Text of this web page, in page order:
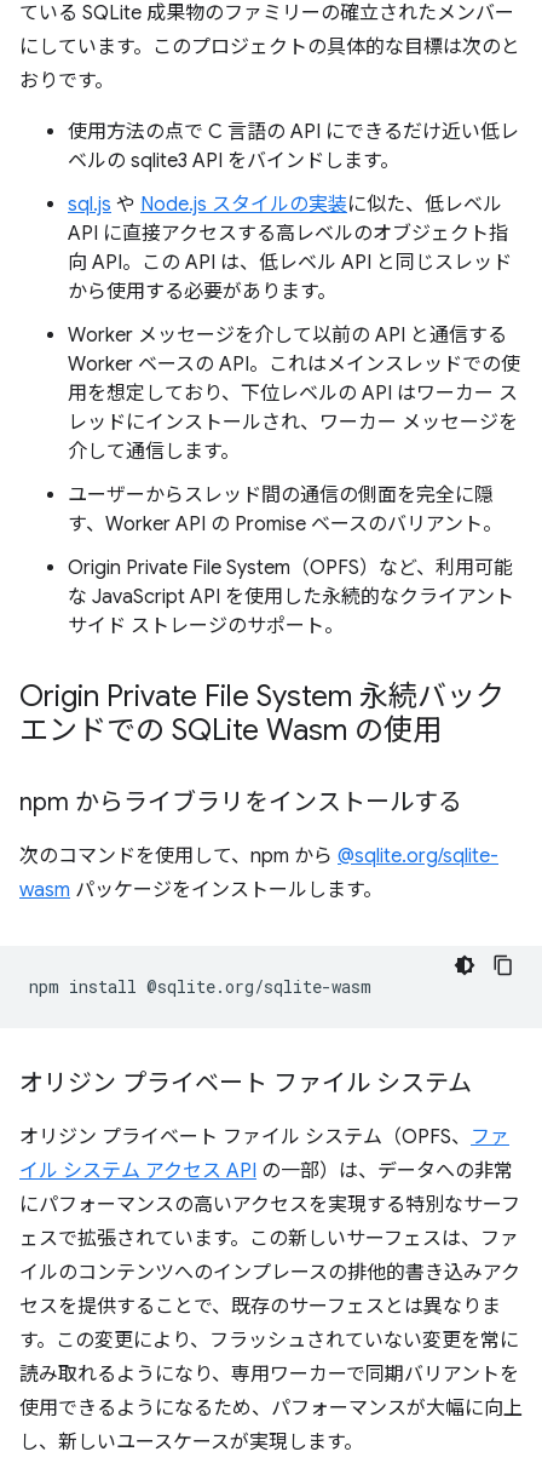
ている SQLite 成果物のファミリーの確立されたメンバー
にしています。このプロジェクトの具体的な目標は次のと
おりです。
使用方法の点で C 言語の API にできるだけ近い低レ
ベルの sqlite3 API をバインドします。
sql.js や Node.js スタイルの実装に似た、低レベル
API に直接アクセスする高レベルのオブジェクト指
向 API。この API は、低レベル API と同じスレッド
から使用する必要があります。
Worker メッセージを介して以前の API と通信する
Worker ベースの API。これはメインスレッドでの使
用を想定しており、下位レベルの API はワーカー ス
レッドにインストールされ、ワーカー メッセージを
介して通信します。
ユーザーからスレッド間の通信の側面を完全に隠
す、Worker API の Promise ベースのバリアント。
Origin Private File System（OPFS）など、利用可能
な JavaScript API を使用した永続的なクライアント
サイド ストレージのサポート。
Origin Private File System 永続バック
エンドでの SQLite Wasm の使用
npm からライブラリをインストールする
次のコマンドを使用して、npm から @sqlite.org/sqlite-
wasm パッケージをインストールします。
npm install
オリジン プライベート ファイル システム
オリジン プライベート ファイル システム（OPFS、 ファ
イル システム アクセス API の一部）は、データへの非常
にパフォーマンスの高いアクセスを実現する特別なサーフ
ェスで拡張されています。この新しいサーフェスは、ファ
イルのコンテンツへのインプレースの排他的書き込みアク
セスを提供することで、既存のサーフェスとは異なりま
す。この変更により、フラッシュされていない変更を常に
読み取れるようになり、専用ワーカーで同期バリアントを
使用できるようになるため、パフォーマンスが大幅に向上
し、新しいユースケースが実現します。